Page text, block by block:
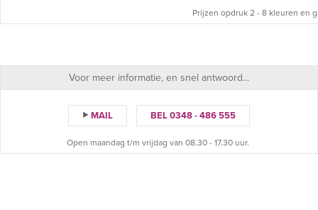
Prijzen opdruk 2 - 8 kleuren en
Voor meer informatie, en snel antwoord...
MAIL BEL 0348 - 486 555
Open maandag t/m vrijdag van 08.30 - 17.30 uur.